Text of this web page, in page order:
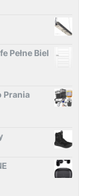
Pełne Biel
Prania